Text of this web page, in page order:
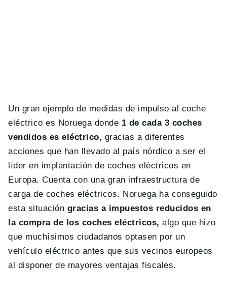
Un gran ejemplo de medidas de impulso al coche
eléctrico es Noruega donde 1 de cada 3 coches
vendidos es eléctrico, gracias a diferentes
acciones que han llevado al país nórdico a ser el
líder en implantación de coches eléctricos en
Europa. Cuenta con una gran infraestructura de
carga de coches eléctricos. Noruega ha conseguido
esta situación gracias a impuestos reducidos en
la compra de los coches eléctricos, algo que hizo
que muchísimos ciudadanos optasen por un
vehículo eléctrico antes que sus vecinos europeos
al disponer de mayores ventajas fiscales.